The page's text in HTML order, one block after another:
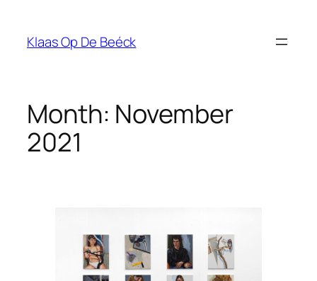
content
Klaas Op De Beéck
Month: November
2021